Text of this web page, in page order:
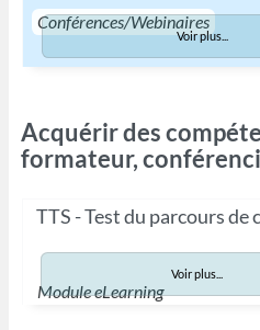
Conférences/Webinaires
Voir plus...
Acquérir des
formateur,
TTS - Test du parcours
Module eLearning
Voir plus...